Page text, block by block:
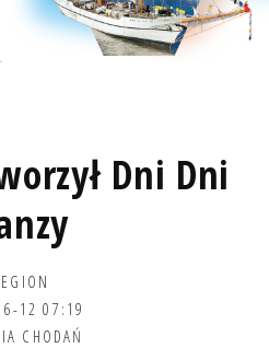
Dni Dni
12 07:19
CHODAŃ